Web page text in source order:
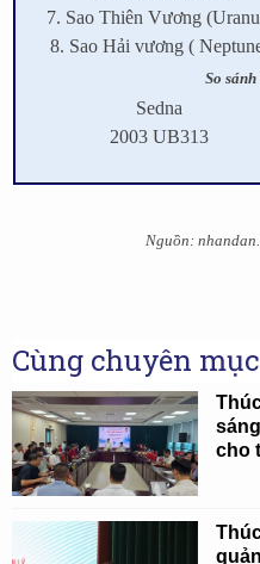
7. Sao Thiên Vương
8. Sao Hải vương (
So
Sedna
2003 UB313
Nguồn:
Cùng chuyên mục
cho